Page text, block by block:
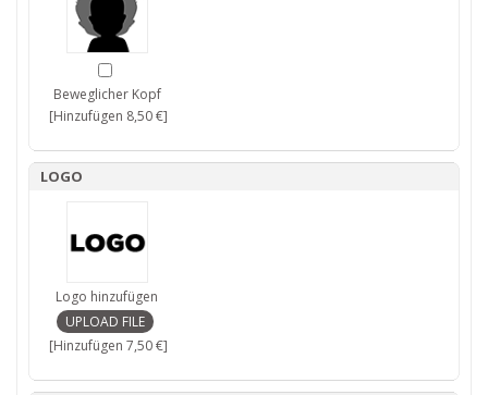
Beweglicher Kopf
[Hinzufügen 8,50 €]
LOGO
Logo hinzufügen
[Hinzufügen 7,50 €]